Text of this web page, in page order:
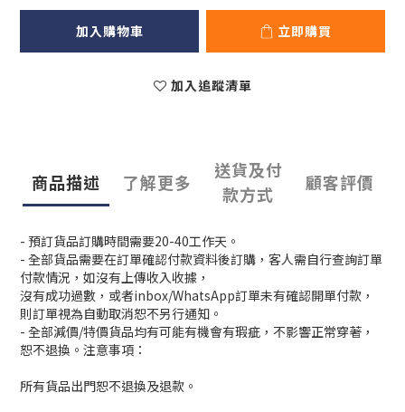
加入購物車 立即購買
加入追蹤清單
商品描述 了解更多
送貨及付
款方式
顧客評價
- 預訂貨品訂購時間需要20-40工作天。
- 全部貨品需要在訂單確認付款資料後訂購，客人需自行查詢訂單
付款情況，如沒有上傳收入收據，
沒有成功過數，或者inbox/WhatsApp訂單未有確認開單付款，
則訂單視為自動取消恕不另行通知。
- 全部減價/特價貨品均有可能有機會有瑕疵，不影響正常穿著，
恕不退換。注意事項：
所有貨品出門恕不退換及退款。